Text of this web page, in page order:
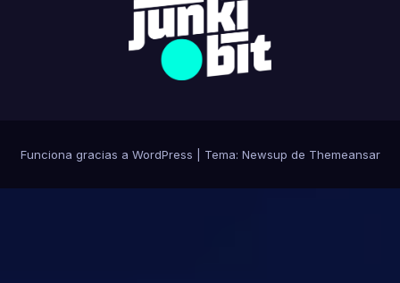
Funciona gracias a WordPress Tema: Newsup de Themeansar